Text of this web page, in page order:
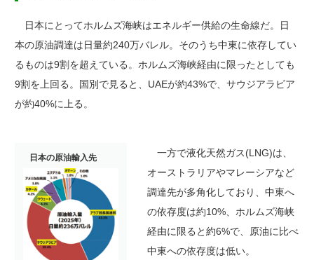
日本にとってホルムズ海峡はエネルギー供給の生命線だ。日
本の原油調達は日量約240万バレル。そのうち中東に依存してい
るものは9割を超えている。ホルムズ海峡経由に限ったとしても
9割を上回る。国別で見ると、UAEが約43%で、サウジアラビア
が約40%に上る。
日本の原油輸入先
一方で液化天然ガス(LNG)は、
オーストラリアやマレーシアなど
調達先が多角化しており、中東へ
の依存度は約10%、ホルムズ海峡
経由に限ると約6%で、原油に比べ
中東への依存度は低い。